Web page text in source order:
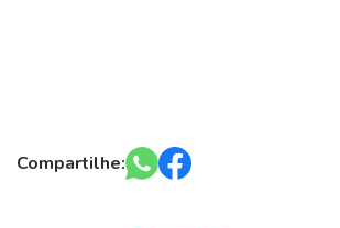
Compartilhe: